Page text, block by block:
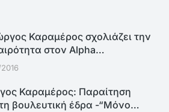
Καραμέρος σχολιάζει την
στον Alpha…
Καραμέρος: Παραίτηση
βουλευτική έδρα -“Μόνο…